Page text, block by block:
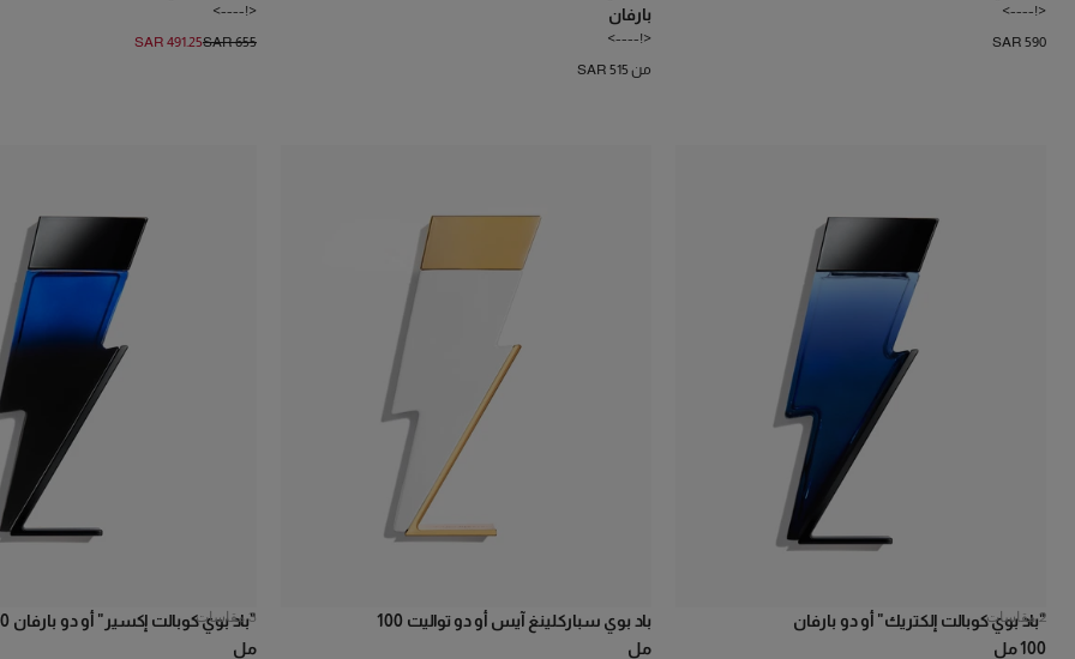
<!---->
SAR 590
بارفان
<!---->
من SAR 515
<!---->
SAR 655
SAR 491.25
"باد بوي كوبالت إلكتريك" أو دو بارفان
100 مل
2 مقاسات
باد بوي سباركلينغ آيس أو دو تواليت 100
مل
"باد بوي
مل
3 مقاسات